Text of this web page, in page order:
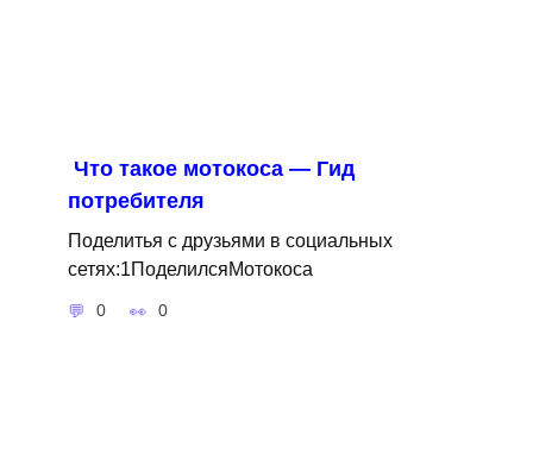
Что такое мотокоса — Гид
потребителя
Поделитья с друзьями в социальных
сетях:1ПоделилсяМотокоса
0 0